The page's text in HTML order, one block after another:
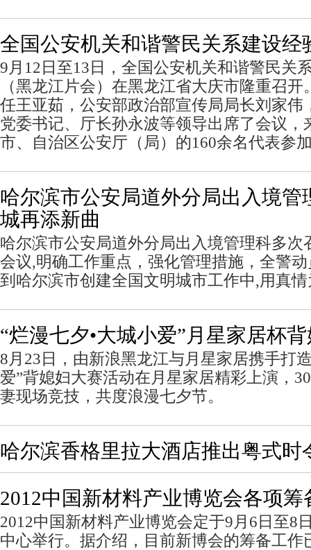
全国公安机关和谐警民关系建设经
9月12日至13日，全国公安机关和谐警民关
（黑龙江片会）在黑龙江省大庆市隆重召
任王亚茹，公安部政治部宣传局局长刘家伟
党委书记、厅长孙永波等领导出席了会议，
市、自治区公安厅（局）的160余名代表参
哈尔滨市公安局道外分局出入境管
城再添新曲
哈尔滨市公安局道外分局出入境管理科多次
会议,明确工作重点，强化管理措施，全警
到哈尔滨市创建全国文明城市工作中,用真
“烂漫七夕•大城小爱”月星家居杯
8月23日，由新浪黑龙江与月星家居携手打
爱”背媳妇大赛活动在月星家居精彩上演，
妻现场竞技，共度浪漫七夕节。
哈尔滨香格里拉大酒店推出粤式时
2012中国新材料产业博览会各项
2012中国新材料产业博览会定于9月6日至8
中心举行。据介绍，目前新博会的筹备工作